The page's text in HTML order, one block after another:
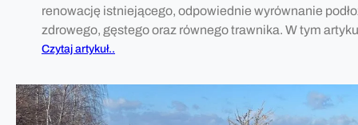
a
w
b
o
renowację istniejącego, odpowiednie wyrównanie
zdrowego, gęstego oraz równego trawnika. W tym
Czytaj artykuł..
ó
w